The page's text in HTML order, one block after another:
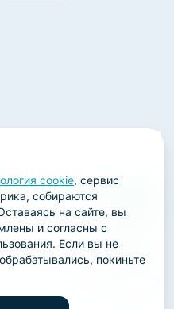
cookie, сервис
собираются
на сайте, вы
и согласны с
Если вы не
покиньте
лаборатория